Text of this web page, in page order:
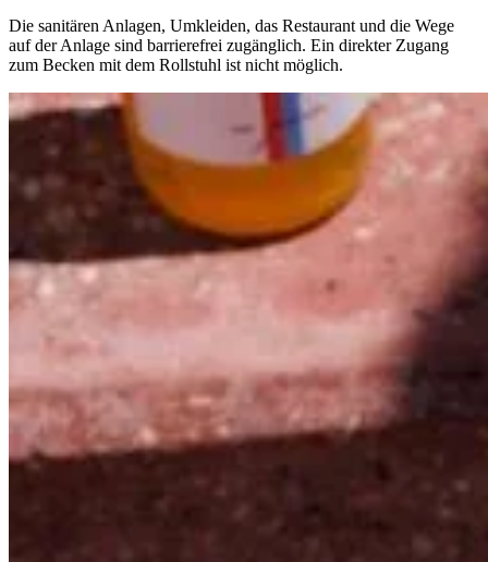
Die sanitären Anlagen, Umkleiden, das Restaurant und die Wege
auf der Anlage sind barrierefrei zugänglich. Ein direkter Zugang
zum Becken mit dem Rollstuhl ist nicht möglich.